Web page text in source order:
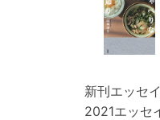
新刊エッセ
2021エッセ